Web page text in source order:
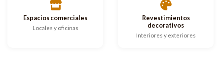
Espacios comerciales
Locales y oficinas
Revestimientos
decorativos
Interiores y exteriores